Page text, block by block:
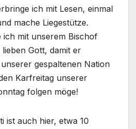
ich mit Lesen, einmal
mache Liegestütze.
ich mit unserem Bischof
Gott, damit er
gespaltenen Nation
Karfreitag unserer
folgen möge!
ist auch hier, etwa 10